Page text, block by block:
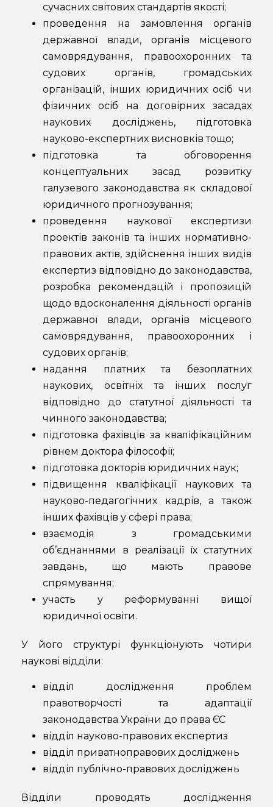
сучасних світових стандартів якості;
проведення на замовлення органів
державної влади, органів місцевого
самоврядування, правоохоронних та
судових органів, громадських
організацій, інших юридичних осіб чи
фізичних осіб на договірних засадах
наукових досліджень, підготовка
науково-експертних висновків тощо;
підготовка та обговорення
концептуальних засад розвитку
галузевого законодавства як складової
юридичного прогнозування;
проведення наукової експертизи
проектів законів та інших нормативно-
правових актів, здійснення інших видів
експертиз відповідно до законодавства,
розробка рекомендацій і пропозицій
щодо вдосконалення діяльності органів
державної влади, органів місцевого
самоврядування, правоохоронних і
судових органів;
надання платних та безоплатних
наукових, освітніх та інших послуг
відповідно до статутної діяльності та
чинного законодавства;
підготовка фахівців за кваліфікаційним
рівнем доктора філософії;
підготовка докторів юридичних наук;
підвищення кваліфікації наукових та
науково-педагогічних кадрів, а також
інших фахівців у сфері права;
взаємодія з громадськими
об’єднаннями в реалізації їх статутних
завдань, що мають правове
спрямування;
участь у реформуванні вищої
юридичної освіти.
У його структурі функціонують чотири
наукові відділи:
відділ дослідження проблем
правотворчості та адаптації
законодавства України до права ЄС
відділ науково-правових експертиз
відділ приватноправових досліджень
відділ публічно-правових досліджень
Відділи проводять дослідження